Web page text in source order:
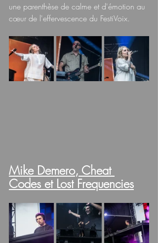
une parenthèse de calme et d'émotion au
cœur de l'effervescence du FestiVoix.
Mike Demero, Cheat
Codes et Lost Frequencies